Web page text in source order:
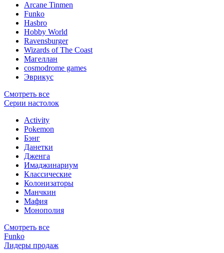
Arcane Tinmen
Funko
Hasbro
Hobby World
Ravensburger
Wizards of The Coast
Магеллан
сosmodrome games
Эврикус
Смотреть все
Серии настолок
Activity
Pokemon
Бэнг
Данетки
Дженга
Имаджинариум
Классические
Колонизаторы
Манчкин
Мафия
Монополия
Смотреть все
Funko
Лидеры продаж